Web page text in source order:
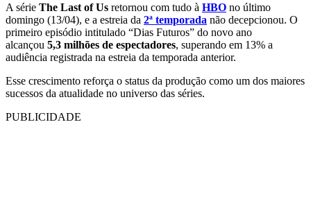
A série The Last of Us retornou com tudo à HBO no último
domingo (13/04), e a estreia da 2ª temporada não decepcionou. O
primeiro episódio intitulado “Dias Futuros” do novo ano
alcançou 5,3 milhões de espectadores, superando em 13% a
audiência registrada na estreia da temporada anterior.
Esse crescimento reforça o status da produção como um dos maiores
sucessos da atualidade no universo das séries.
PUBLICIDADE